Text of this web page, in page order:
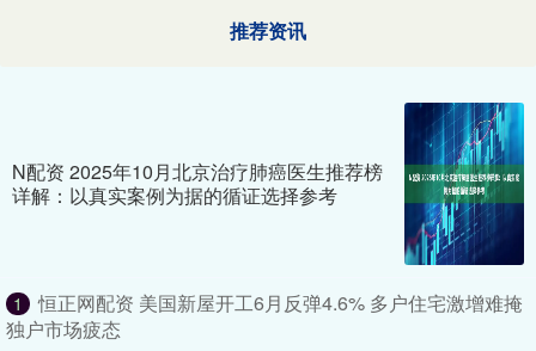
推荐资讯
N配资 2025年10月北京治疗肺癌医生推荐榜
详解：以真实案例为据的循证选择参考
1
恒正网配资 美国新屋开工6月反弹4.6% 多户住宅激增难掩
独户市场疲态